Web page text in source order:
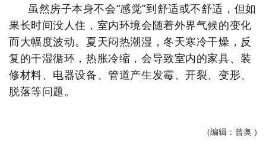
虽然房子本身不会“感觉”到舒适或不舒适，但如
果长时间没人住，室内环境会随着外界气候的变化
而大幅度波动。夏天闷热潮湿，冬天寒冷干燥， 反
复的干湿循环，热胀冷缩，会导致室内的家具、装
修材料、电器设备、管道产生发霉、开裂、变形、
脱落等问题。
(编辑：曾奥 )